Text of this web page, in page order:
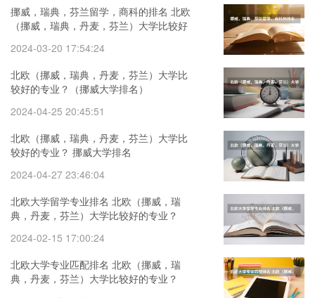
挪威，瑞典，芬兰留学，商科的排名 北欧
（挪威，瑞典，丹麦，芬兰）大学比较好
2024-03-20 17:54:24
北欧（挪威，瑞典，丹麦，芬兰）大学比
较好的专业？（挪威大学排名）
2024-04-25 20:45:51
北欧（挪威，瑞典，丹麦，芬兰）大学比
较好的专业？ 挪威大学排名
2024-04-27 23:46:04
北欧大学留学专业排名 北欧（挪威，瑞
典，丹麦，芬兰）大学比较好的专业？
2024-02-15 17:00:24
北欧大学专业匹配排名 北欧（挪威，瑞
典，丹麦，芬兰）大学比较好的专业？